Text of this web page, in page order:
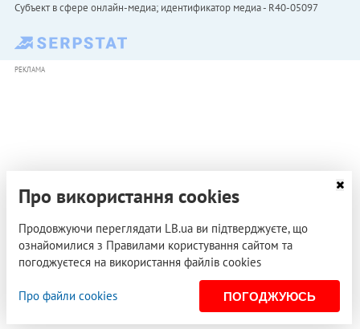
Субъект в сфере онлайн-медиа; идентификатор медиа - R40-05097
РЕКЛАМА
Про використання cookies
Продовжуючи переглядати LB.ua ви підтверджуєте, що
ознайомилися з Правилами користування сайтом та
погоджуєтеся на використання файлів cookies
Про файли cookies ПОГОДЖУЮСЬ